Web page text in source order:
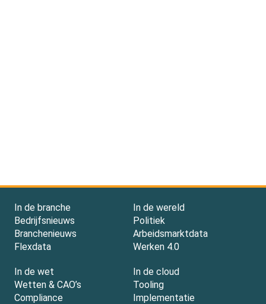
In de branche
Bedrijfsnieuws
Branchenieuws
Flexdata
In de wereld
Politiek
Arbeidsmarktdata
Werken 4.0
In de wet
Wetten & CAO’s
Compliance
In de cloud
Tooling
Implementatie